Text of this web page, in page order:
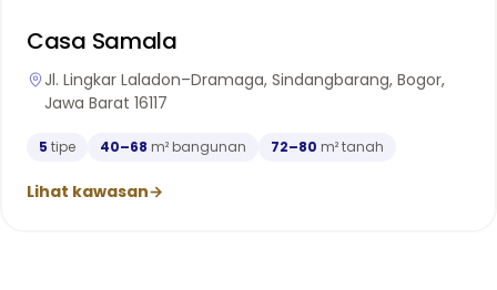
Casa Samala
Jl. Lingkar Laladon–Dramaga, Sindangbarang, Bogor,
Jawa Barat 16117
5 tipe 40–68 m² bangunan 72–80 m² tanah
Lihat kawasan→